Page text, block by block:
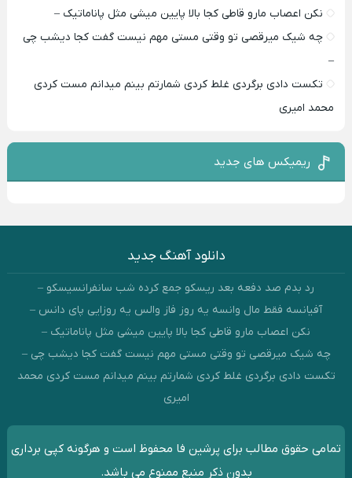
نکن اعصاب مارو قاطی کجا بالا پایین میشی مثل پاناماتیک –
چه شیک میرقصی تو وقتی مستی مهم نیست گفت کجا دیشب چی
–
تکست دادی برگردی غلط کردی شمارتم بینم میدانم مست کردی
محمد امیری
ریمیکس های جدید
دانلود آهنگ جدید
رد بدم صد دفعه بعد ریسکو جمع کرده شب سانفرانسیسکو –
آفیانسه فقط مال وانسه یه روز فاز والس یه روزایی پای دانس –
نکن اعصاب مارو قاطی کجا بالا پایین میشی مثل پاناماتیک –
چه شیک میرقصی تو وقتی مستی مهم نیست گفت کجا دیشب چی –
تکست دادی برگردی غلط کردی شمارتم بینم میدانم مست کردی محمد
امیری
تمامی حقوق مطالب برای پرشین فا محفوظ است و هرگونه کپی برداری
بدون ذکر منبع ممنوع می باشد.